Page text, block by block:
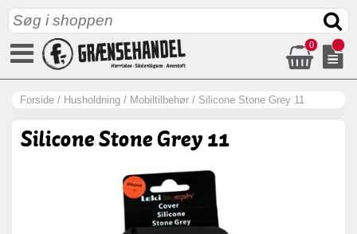
0
Forside / Husholdning / Mobiltilbehør / Silicone Stone Grey 11
Silicone Stone Grey 11